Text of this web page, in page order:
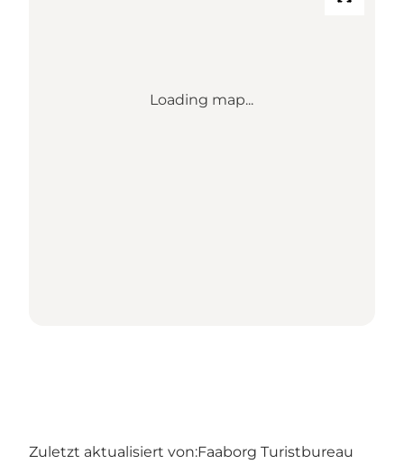
Loading map...
Zuletzt aktualisiert von:Faaborg Turistbureau